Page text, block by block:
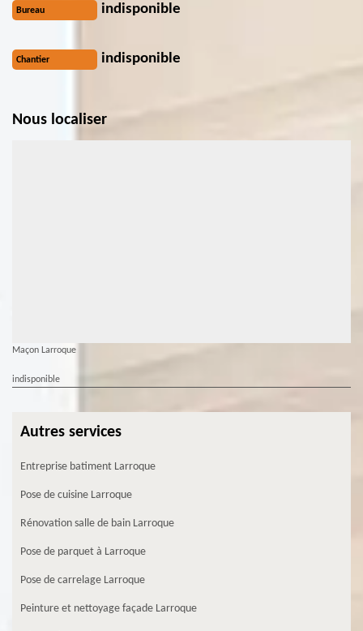
Bureau indisponible
Chantier indisponible
Nous localiser
Maçon Larroque
indisponible
Autres services
Entreprise batiment Larroque
Pose de cuisine Larroque
Rénovation salle de bain Larroque
Pose de parquet à Larroque
Pose de carrelage Larroque
Peinture et nettoyage façade Larroque